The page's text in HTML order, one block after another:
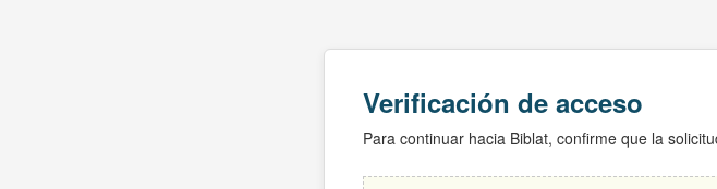
Verificación de acceso
Para continuar hacia Biblat, confirme que la